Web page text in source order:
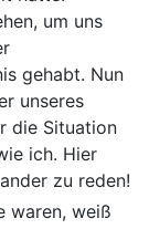
um uns
gehabt. Nun
unseres
die Situation
ich. Hier
zu reden!
waren, weiß